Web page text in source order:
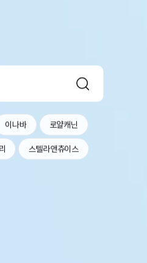
이나바 로얄캐닌
스텔라앤츄이스